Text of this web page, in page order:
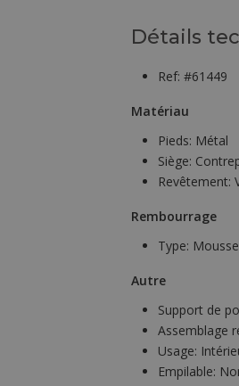
Détails
Ref: #61449
Matériau
Pieds: Métal
Siège:
Revêtement:
Rembourrage
Type: Mousse
Autre
Support de
Assemblage
Usage:
Empilable: